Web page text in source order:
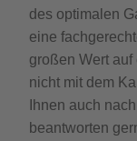
des optimalen
eine
großen Wert
nicht mit dem
Ihnen auch
beantworten